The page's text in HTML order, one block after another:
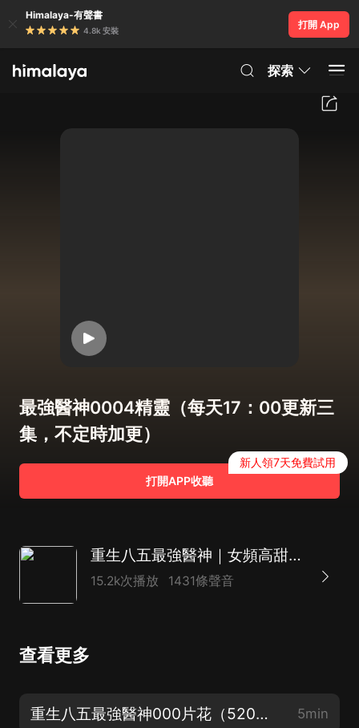
Himalaya-有聲書
4.8k 安裝
打開 App
探索
最強醫神0004精靈（每天17：00更新三
集，不定時加更）
打開APP收聽
新人領7天免費試用
重生八五最強醫神｜女頻高甜都市異能｜從心兒&主播D領銜有聲劇
15.2k次播放 1431條聲音
查看更多
重生八五最強醫神000片花（520重磅新書，歡迎訂閱收聽） 5min